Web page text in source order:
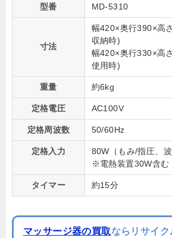
型番 MD-5310
寸法
幅420×奥行390×高
収納時)
幅420×奥行330×高
使用時)
重量 約6kg
定格電圧 AC100V
定格周波数 50/60Hz
定格入力
80W（もみ/指圧、
※電熱装置30W含む
タイマー 約15分
マッサージ器の買取ならリサイク